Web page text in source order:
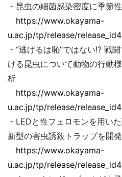
・昆虫の細菌感染密度に季
https://www.okayama-
u.ac.jp/tp/release/
・“逃げるは恥”ではない!? 戦
ける昆虫について動物の行動
析
https://www.okayama-
u.ac.jp/tp/release/
・LEDと性フェロモンを用い
新型の害虫誘殺トラップを開発
https://www.okayama-
u.ac.jp/tp/release/